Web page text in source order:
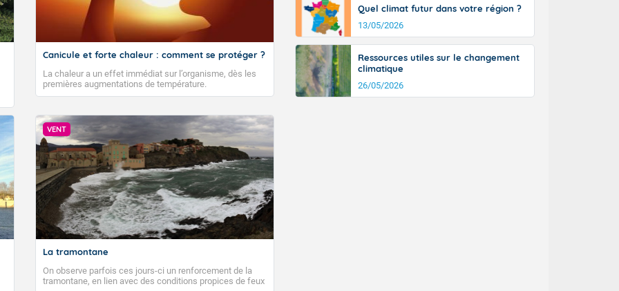
Canicule et forte chaleur : comment se protéger ?
La chaleur a un effet immédiat sur l’organisme, dès les
premières augmentations de température.
VENT
La tramontane
On observe parfois ces jours-ci un renforcement de la
tramontane, en lien avec des conditions propices de feux
Quel climat futur dans votre région ?
13/05/2026
Ressources utiles sur le changement
climatique
26/05/2026